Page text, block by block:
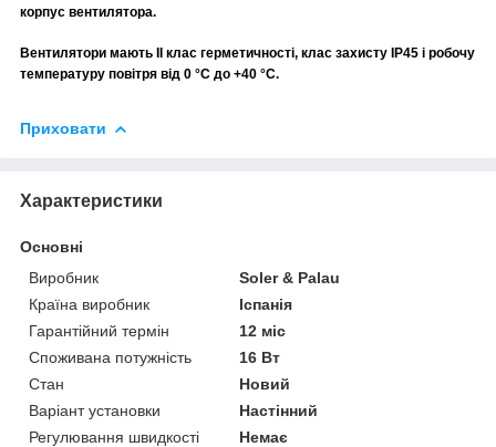
корпус вентилятора.
Вентилятори мають II клас герметичності, клас захисту IP45 і робочу
температуру повітря від 0 °C до +40 °C.
Приховати
Характеристики
Основні
Виробник
Soler & Palau
Країна виробник
Іспанія
Гарантійний термін
12 міс
Споживана потужність
16 Вт
Стан
Новий
Варіант установки
Настінний
Регулювання швидкості
Немає